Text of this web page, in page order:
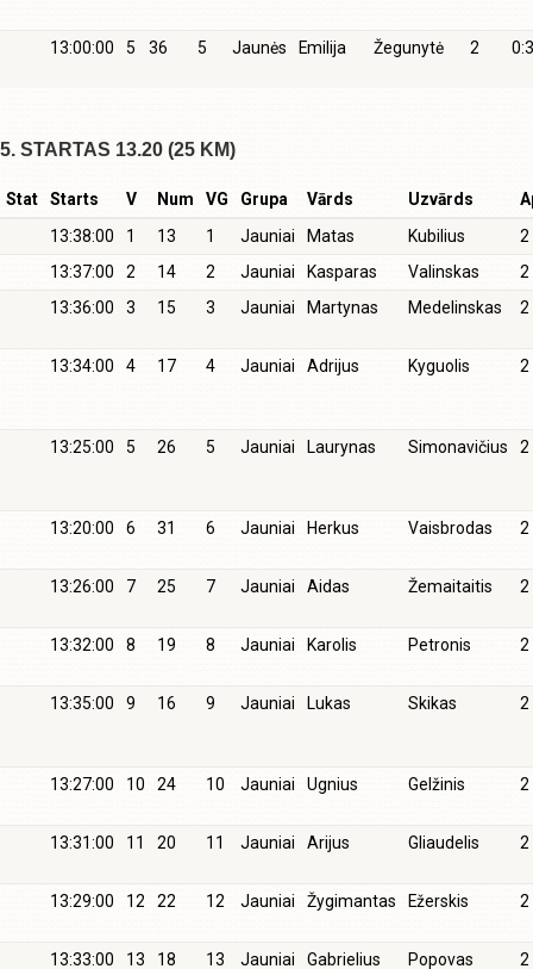
13:00:00 5 36 5 Jaunės Emilija Žegunytė 2
5. STARTAS 13.20 (25 KM)
Stat Starts V Num VG Grupa Vārds Uzvārds
13:38:00
1 13 1 Jauniai Matas Kubilius
2
13:37:00
2 14 2 Jauniai Kasparas Valinskas
2
13:36:00
3 15 3 Jauniai Martynas Medelinskas 2
13:34:00 4 17 4 Jauniai Adrijus Kyguolis 2
13:25:00 5 26 5 Jauniai Laurynas Simonavičius 2
13:20:00 6 31 6 Jauniai Herkus Vaisbrodas 2
13:26:00 7 25 7 Jauniai Aidas Žemaitaitis 2
13:32:00 8 19 8 Jauniai Karolis Petronis 2
13:35:00 9 16 9 Jauniai Lukas Skikas 2
13:27:00 10 24 10 Jauniai Ugnius Gelžinis 2
13:31:00 11 20 11 Jauniai Arijus Gliaudelis 2
13:29:00 12 22 12 Jauniai Žygimantas Ežerskis 2
13:33:00 13 18 13 Jauniai Gabrielius Popovas 2